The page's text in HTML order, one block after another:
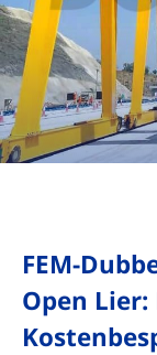
FEM-
Open Lier: